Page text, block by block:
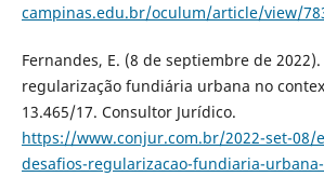
campinas.edu.br/oculum/article/view/
Fernandes, E. (8 de septiembre de
regularização fundiária urbana no
13.465/17. Consultor Jurídico.
https://www.conjur.com.br/2022-set-08/
desafios-regularizacao-fundiaria-